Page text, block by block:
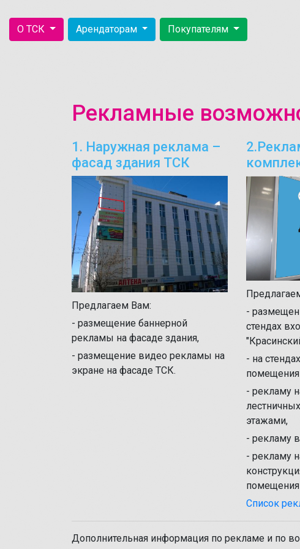
О ТСК Арендаторам Покупателям
Рекламные
1. Наружная реклама –
фасад здания ТСК
Предлагаем Вам:
- размещение баннерной
рекламы на фасаде здания,
- размещение видео рекламы на
экране на фасаде ТСК.
-
стендах
- на
- рекламу
этажами,
- рекламу
- рекламу
Список
Дополнительная информация по рекламе и по